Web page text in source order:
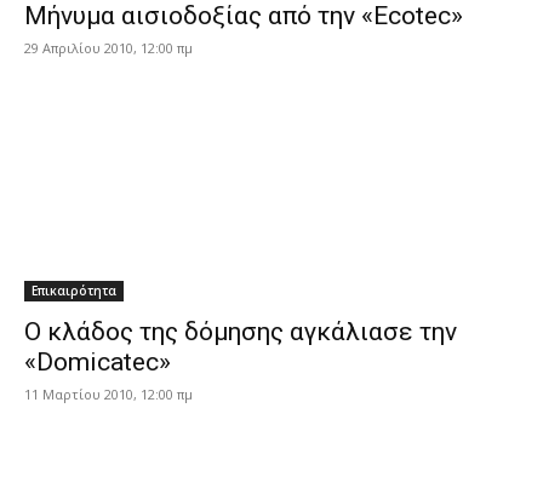
Μήνυμα αισιοδοξίας από την «Ecotec»
29 Απριλίου 2010, 12:00 πμ
Επικαιρότητα
Ο κλάδος της δόμησης αγκάλιασε την
«Domicatec»
11 Μαρτίου 2010, 12:00 πμ